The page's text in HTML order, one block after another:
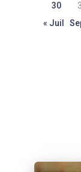
30
« Juil